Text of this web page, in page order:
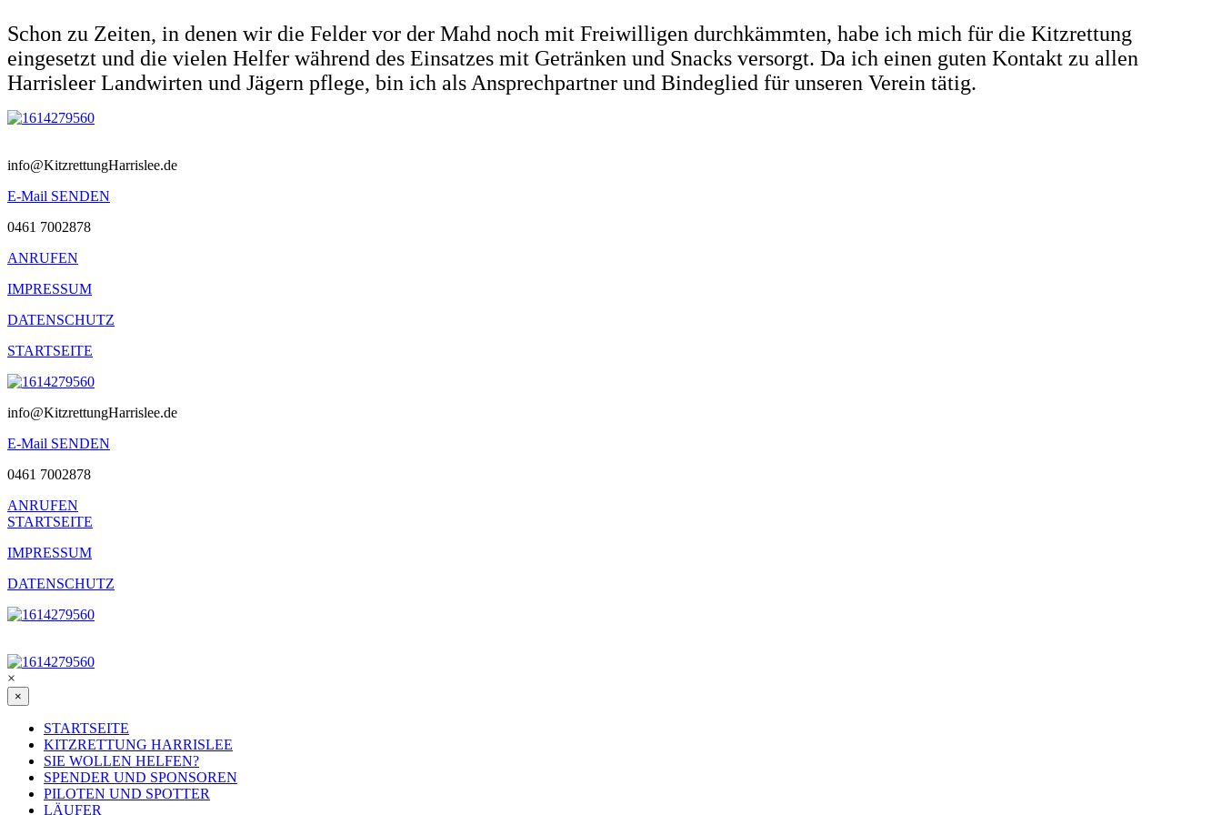
Schon zu Zeiten, in denen wir die Felder vor der Mahd noch mit Freiwilligen durchkämmten, habe ich mich für die Kitzrettung
eingesetzt und die vielen Helfer während des Einsatzes mit Getränken und Snacks versorgt. Da ich einen guten Kontakt zu allen
Harrisleer Landwirten und Jägern pflege, bin ich als Ansprechpartner und Bindeglied für unseren Verein tätig.
info@KitzrettungHarrislee.de
E-Mail SENDEN
0461 7002878
ANRUFEN
IMPRESSUM
DATENSCHUTZ
STARTSEITE
info@KitzrettungHarrislee.de
E-Mail SENDEN
0461 7002878
ANRUFEN
STARTSEITE
IMPRESSUM
DATENSCHUTZ
×
×
STARTSEITE
KITZRETTUNG HARRISLEE
SIE WOLLEN HELFEN?
SPENDER UND SPONSOREN
PILOTEN UND SPOTTER
LÄUFER